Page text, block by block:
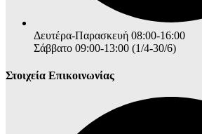
Δευτέρα-Παρασκευή 08:00-16:00
Σάββατο 09:00-13:00 (1/4-30/6)
Στοιχεία Επικοινωνίας